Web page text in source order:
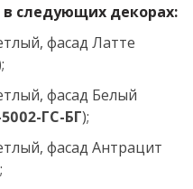
следующих декорах:
фасад Латте
фасад Белый
ГС-БГ);
фасад Антрацит